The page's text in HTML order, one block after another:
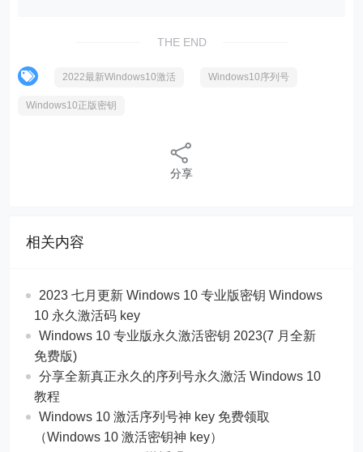
THE END
2022最新Windows10激活 Windows10序列号
Windows10正版密钥
分享
相关内容
2023 七月更新 Windows 10 专业版密钥 Windows
10 永久激活码 key
Windows 10 专业版永久激活密钥 2023(7 月全新
免费版)
分享全新真正永久的序列号永久激活 Windows 10
教程
Windows 10 激活序列号神 key 免费领取
（Windows 10 激活密钥神 key）